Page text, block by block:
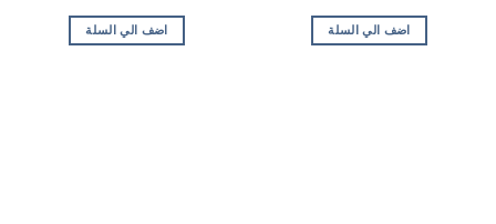
اضف الي السلة اضف الي السلة